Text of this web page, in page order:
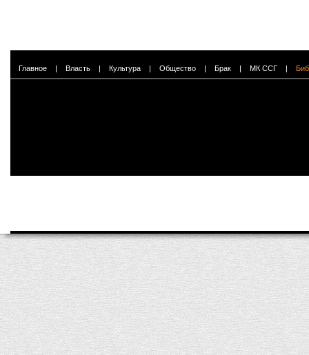
Главное | Власть | Культура | Общество | Брак | МК ССГ |